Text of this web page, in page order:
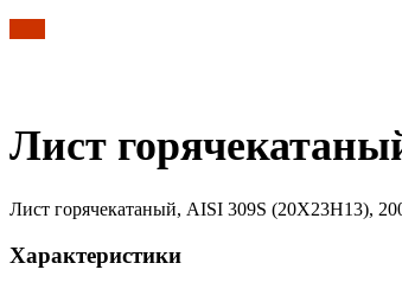
Лист
Лист горячекатаный, AISI 309S (20Х23Н13),
Характеристики